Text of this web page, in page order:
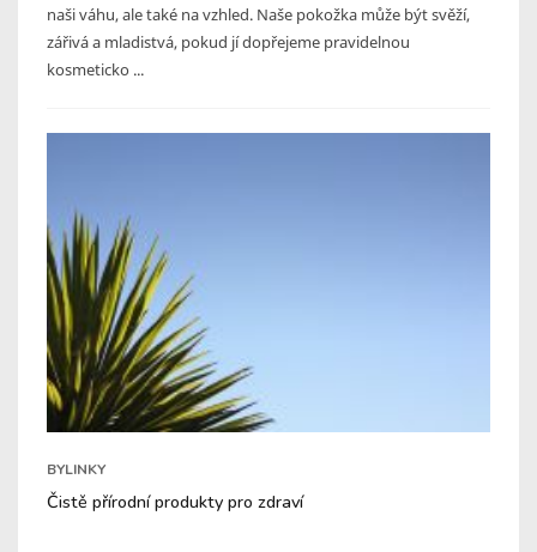
naši váhu, ale také na vzhled. Naše pokožka může být svěží,
zářivá a mladistvá, pokud jí dopřejeme pravidelnou
kosmeticko ...
BYLINKY
Čistě přírodní produkty pro zdraví